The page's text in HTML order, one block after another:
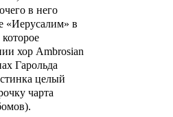
в него
«Иерусалим» в
хор Ambrosian
Гарольда
целый
чарта